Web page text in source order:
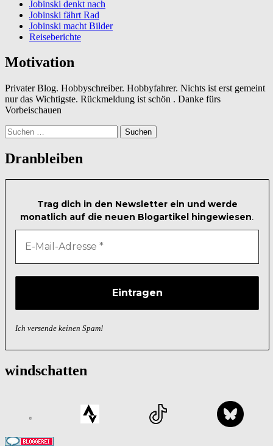
Jobinski denkt nach
Jobinski fährt Rad
Jobinski macht Bilder
Reiseberichte
Motivation
Privater Blog. Hobbyschreiber. Hobbyfahrer. Nichts ist erst gemeint
nur das Wichtigste. Rückmeldung ist schön . Danke fürs
Vorbeischauen
Suchen
nach:
Dranbleiben
Trag dich in den Newsletter ein und werde
monatlich auf die neuen Blogartikel hingewiesen.
Ich versende keinen Spam!
windschatten